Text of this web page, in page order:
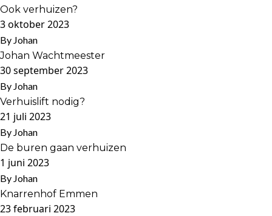
Ook verhuizen?
3 oktober 2023
By Johan
Johan Wachtmeester
30 september 2023
By Johan
Verhuislift nodig?
21 juli 2023
By Johan
De buren gaan verhuizen
1 juni 2023
By Johan
Knarrenhof Emmen
23 februari 2023